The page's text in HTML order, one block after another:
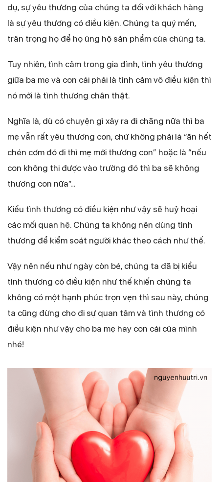
dụ, sự yêu thương của chúng ta đối với khách hàng
là sự yêu thương có điều kiện. Chúng ta quý mến,
trân trọng họ để họ ủng hộ sản phẩm của chúng ta.
Tuy nhiên, tình cảm trong gia đình, tình yêu thương
giữa ba mẹ và con cái phải là tình cảm vô điều kiện thì
nó mới là tình thương chân thật.
Nghĩa là, dù có chuyện gì xảy ra đi chăng nữa thì ba
mẹ vẫn rất yêu thương con, chứ không phải là “ăn hết
chén cơm đó đi thì mẹ mới thương con” hoặc là “nếu
con không thi được vào trường đó thì ba sẽ không
thương con nữa”…
Kiểu tình thương có điều kiện như vậy sẽ huỷ hoại
các mối quan hệ. Chúng ta không nên dùng tình
thương để kiểm soát người khác theo cách như thế.
Vậy nên nếu như ngày còn bé, chúng ta đã bị kiểu
tình thương có điều kiện như thế khiến chúng ta
không có một hạnh phúc trọn vẹn thì sau này, chúng
ta cũng đừng cho đi sự quan tâm và tình thương có
điều kiện như vậy cho ba mẹ hay con cái của mình
nhé!